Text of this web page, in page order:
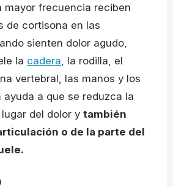
mayor frecuencia reciben
de cortisona en las
sienten dolor agudo,
la cadera , la rodilla, el
vertebral, las manos y los
ayuda a que se reduzca la
del dolor y también
o de la parte del